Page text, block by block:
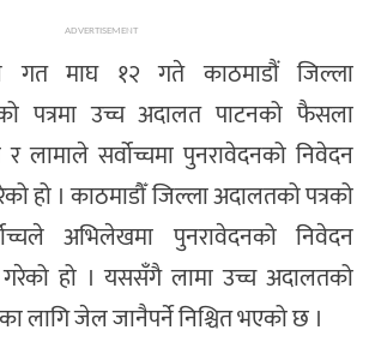
ADVERTISEMENT
गत माघ १२ गते काठमाडौं जिल्ला
पत्रमा उच्च अदालत पाटनको फैसला
लामाले सर्वोच्चमा पुनरावेदनको निवेदन
हो । काठमाडौँ जिल्ला अदालतको पत्रको
अभिलेखमा पुनरावेदनको निवेदन
हो । यससँगै लामा उच्च अदालतको
लागि जेल जानैपर्ने निश्चित भएको छ ।